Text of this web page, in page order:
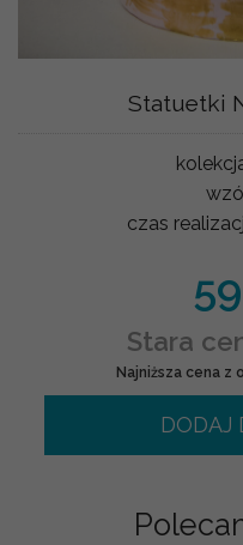
Statuetki
czas
Stara
Najniższa cena z
DODAJ